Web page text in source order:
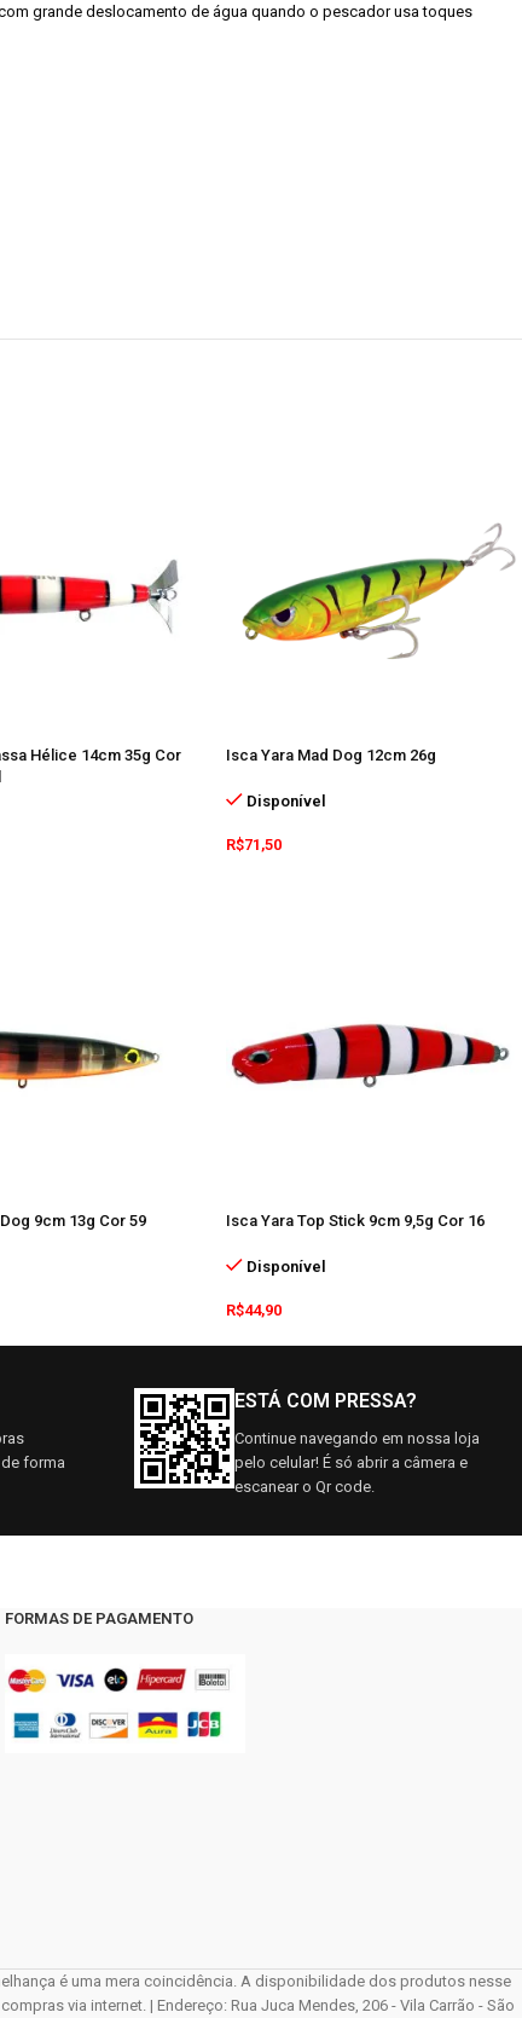
grande deslocamento de água quando o pescador usa toques
Hélice 14cm 35g Cor
Isca Yara Mad Dog 12cm 26g
Disponível
R$71,50
9cm 13g Cor 59 Isca Yara Top Stick 9cm 9,5g Cor 16
Disponível
R$44,90
forma
ESTÁ COM PRESSA?
Continue navegando em nossa loja
pelo celular! É só abrir a câmera e
escanear o Qr code.
FORMAS DE PAGAMENTO
é uma mera coincidência. A disponibilidade dos produtos nesse
via internet. | Endereço: Rua Juca Mendes, 206 - Vila Carrão - São